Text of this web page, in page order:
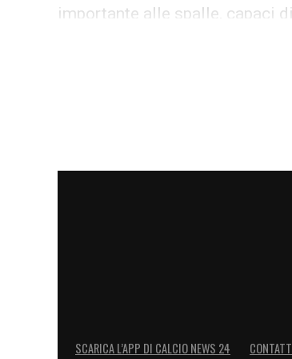
importante alle spalle, capaci
Non è escluso che
rossoblù vogliono essere
esperienza e qualità.
SCARICA L’APP DI CALCIO NEWS 24